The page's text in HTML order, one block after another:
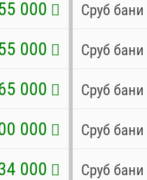
000
000
000
000
000
Сруб
Сруб
Сруб бани
Сруб бани
Сруб бани